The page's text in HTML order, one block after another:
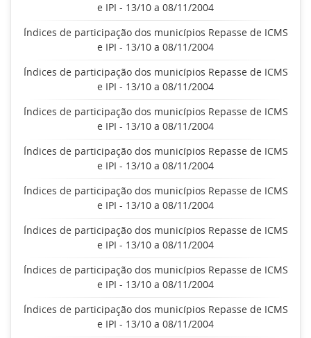
e IPI - 13/10 a 08/11/2004
Índices de participação dos municípios Repasse de ICMS
e IPI - 13/10 a 08/11/2004
Índices de participação dos municípios Repasse de ICMS
e IPI - 13/10 a 08/11/2004
Índices de participação dos municípios Repasse de ICMS
e IPI - 13/10 a 08/11/2004
Índices de participação dos municípios Repasse de ICMS
e IPI - 13/10 a 08/11/2004
Índices de participação dos municípios Repasse de ICMS
e IPI - 13/10 a 08/11/2004
Índices de participação dos municípios Repasse de ICMS
e IPI - 13/10 a 08/11/2004
Índices de participação dos municípios Repasse de ICMS
e IPI - 13/10 a 08/11/2004
Índices de participação dos municípios Repasse de ICMS
e IPI - 13/10 a 08/11/2004